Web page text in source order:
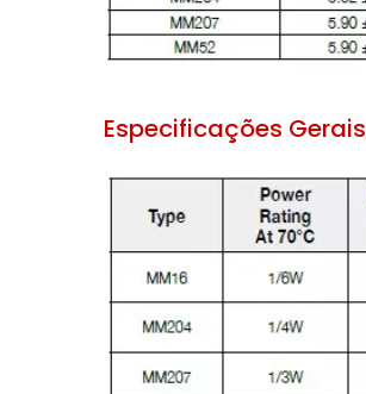
Especificações Gerais